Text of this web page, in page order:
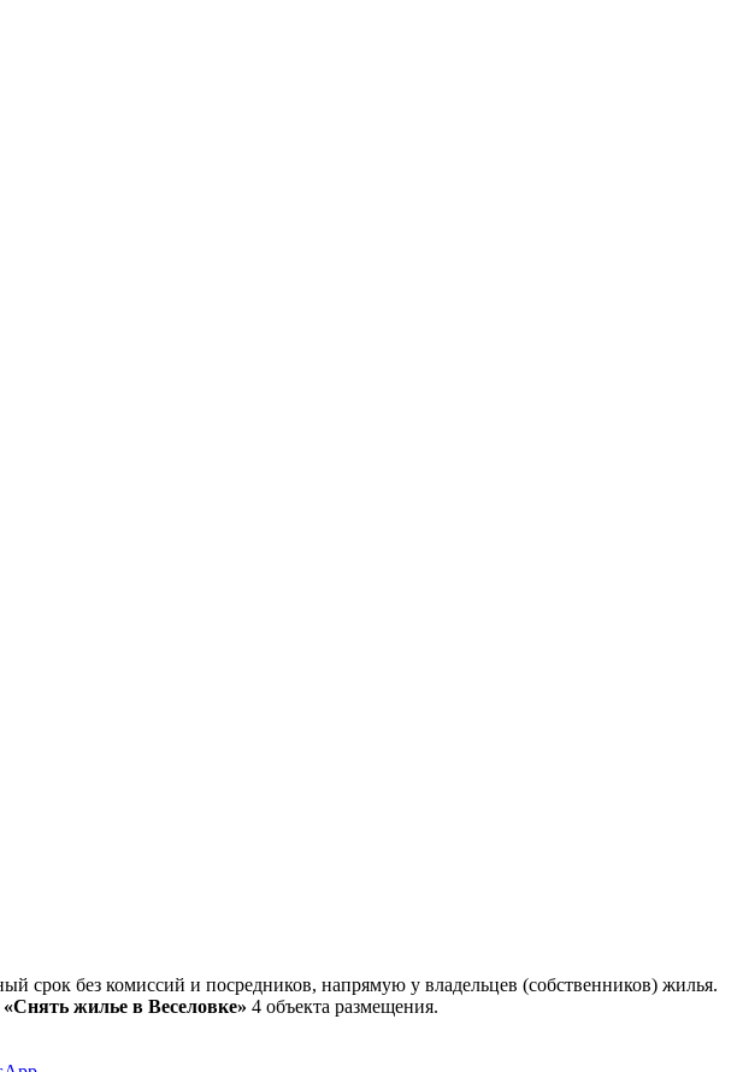
срок без комиссий и посредников, напрямую у владельцев (собственников) жилья.
«Снять жилье в Веселовке» 4 объекта размещения.